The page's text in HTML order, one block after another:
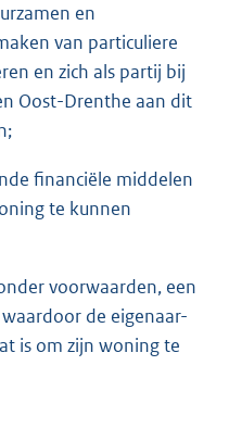
en
van particuliere
en zich als partij bij
Oost-Drenthe aan dit
financiële middelen
te kunnen
voorwaarden, een
de eigenaar-
is om zijn woning te